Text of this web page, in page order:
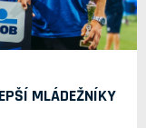
MLÁDEŽNÍKY